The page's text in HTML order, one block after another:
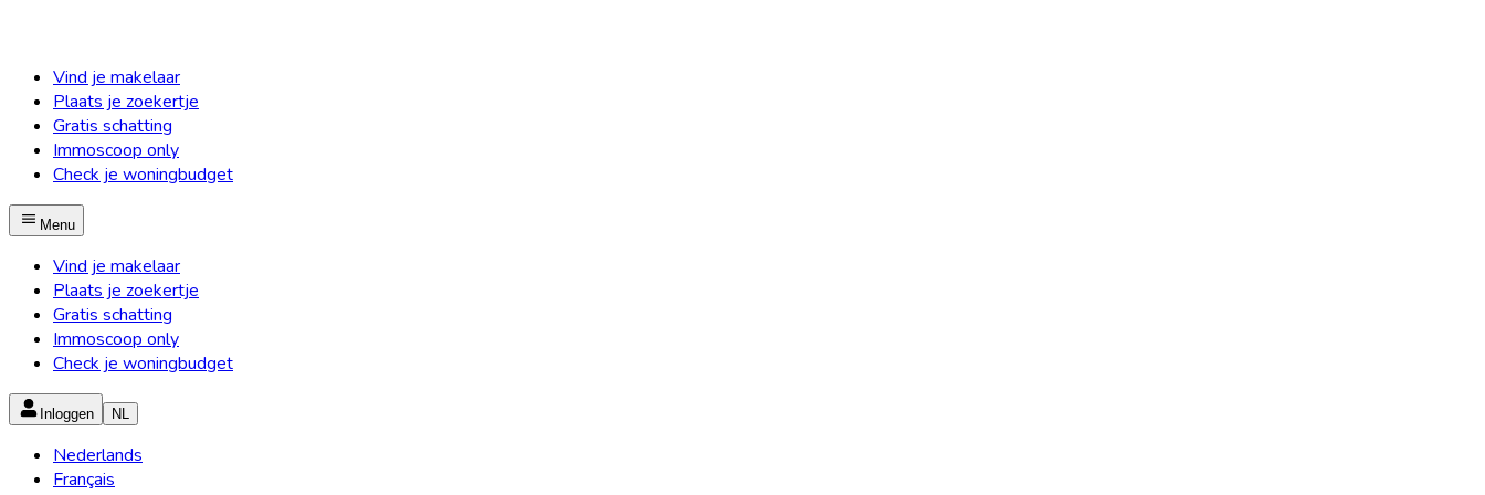
Vind je makelaar
Plaats je zoekertje
Gratis schatting
Immoscoop only
Check je woningbudget
Menu
Vind je makelaar
Plaats je zoekertje
Gratis schatting
Immoscoop only
Check je woningbudget
Inloggen NL
Nederlands
Français